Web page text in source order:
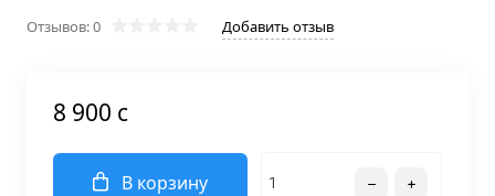
Отзывов: 0 Добавить отзыв
8 900 c
В корзину